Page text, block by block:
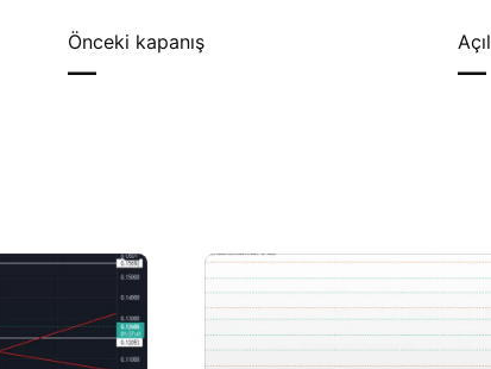
Önceki kapanış
— —